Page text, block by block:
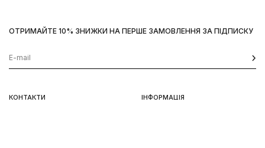
КОНТАКТИ ІНФОРМАЦІЯ
ОТРИМАЙТЕ 10% ЗНИЖКИ НА ПЕРШЕ ЗАМОВЛЕННЯ ЗА ПІДПИСКУ